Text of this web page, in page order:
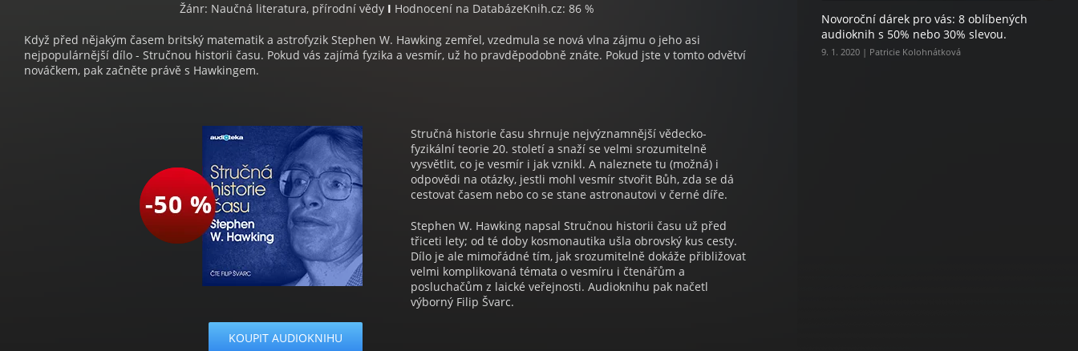
Žánr: Naučná literatura, přírodní vědy I Hodnocení na DatabázeKnih.cz: 86 %
Když před nějakým časem britský matematik a astrofyzik Stephen W. Hawking zemřel, vzedmula se nová vlna zájmu o jeho asi
nejpopulárnější dílo - Stručnou historii času. Pokud vás zajímá fyzika a vesmír, už ho pravděpodobně znáte. Pokud jste v tomto odvětví
nováčkem, pak začněte právě s Hawkingem.
KOUPIT AUDIOKNIHU
Stručná historie času shrnuje nejvýznamnější vědecko-
fyzikální teorie 20. století a snaží se velmi srozumitelně
vysvětlit, co je vesmír i jak vznikl. A naleznete tu (možná) i
odpovědi na otázky, jestli mohl vesmír stvořit Bůh, zda se dá
cestovat časem nebo co se stane astronautovi v černé díře.
Stephen W. Hawking napsal Stručnou historii času už před
třiceti lety; od té doby kosmonautika ušla obrovský kus cesty.
Dílo je ale mimořádné tím, jak srozumitelně dokáže přibližovat
velmi komplikovaná témata o vesmíru i čtenářům a
posluchačům z laické veřejnosti. Audioknihu pak načetl
výborný Filip Švarc.
Novoroční dárek pro vás: 8 oblíbených
audioknih s 50% nebo 30% slevou.
9. 1. 2020 | Patricie Kolohnátková